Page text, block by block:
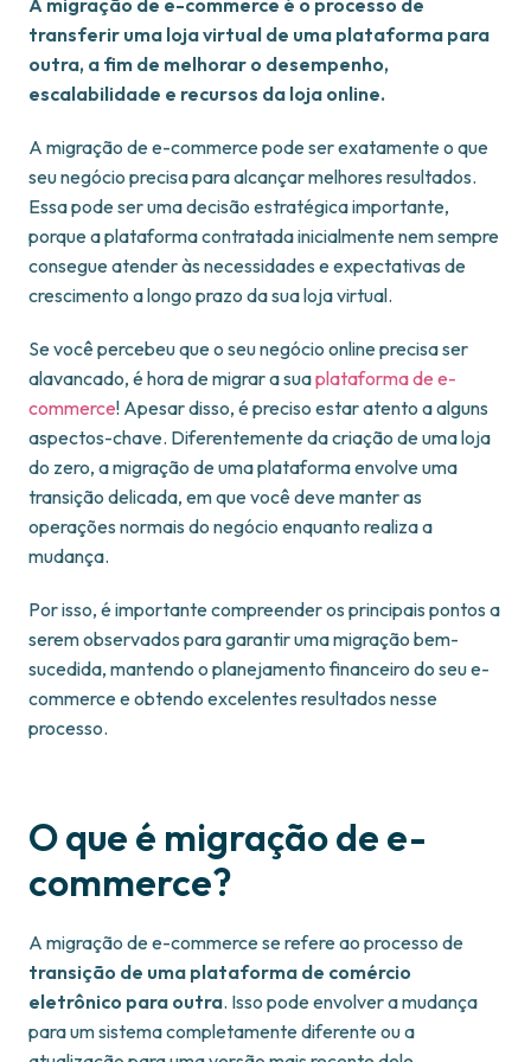
A migração de e-commerce é o processo de
transferir uma loja virtual de uma plataforma para
outra, a fim de melhorar o desempenho,
escalabilidade e recursos da loja online.
A migração de e-commerce pode ser exatamente o que
seu negócio precisa para alcançar melhores resultados.
Essa pode ser uma decisão estratégica importante,
porque a plataforma contratada inicialmente nem sempre
consegue atender às necessidades e expectativas de
crescimento a longo prazo da sua loja virtual.
Se você percebeu que o seu negócio online precisa ser
alavancado, é hora de migrar a suaplataforma de e-
commerce! Apesar disso, é preciso estar atento a alguns
aspectos-chave. Diferentemente da criação de uma loja
do zero, a migração de uma plataforma envolve uma
transição delicada, em que você deve manter as
operações normais do negócio enquanto realiza a
mudança.
Por isso, é importante compreender os principais pontos a
serem observados para garantir uma migração bem-
sucedida, mantendo o planejamento financeiro do seu e-
commerce e obtendo excelentes resultados nesse
processo.
O que é migração de e-
commerce?
A migração de e-commerce se refere ao processo de
transição de uma plataforma de comércio
eletrônico para outra. Isso pode envolver a mudança
para um sistema completamente diferente ou a